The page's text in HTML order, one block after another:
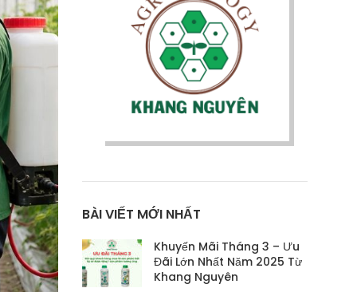
BÀI VIẾT MỚI NHẤT
Khuyến Mãi Tháng 3 – Ưu
Đãi Lớn Nhất Năm 2025 Từ
Khang Nguyên